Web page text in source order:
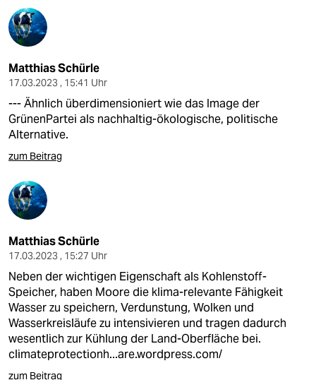
Matthias Schürle
17.03.2023 , 15:41 Uhr
--- Ähnlich überdimensioniert wie das Image der
GrünenPartei als nachhaltig-ökologische, politische
Alternative.
zum Beitrag
Matthias Schürle
17.03.2023 , 15:27 Uhr
Neben der wichtigen Eigenschaft als Kohlenstoff-
Speicher, haben Moore die klima-relevante Fähigkeit
Wasser zu speichern, Verdunstung, Wolken und
Wasserkreisläufe zu intensivieren und tragen dadurch
wesentlich zur Kühlung der Land-Oberfläche bei.
climateprotectionh...are.wordpress.com/
zum Beitrag